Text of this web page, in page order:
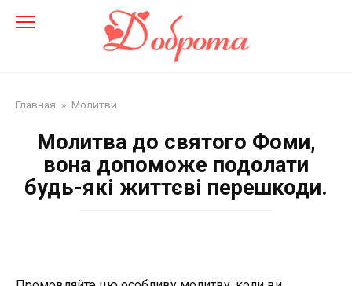
Главная » Молитви
Молитва до святого Фоми,
вона допоможе подолати
будь-які життєві перешкоди.